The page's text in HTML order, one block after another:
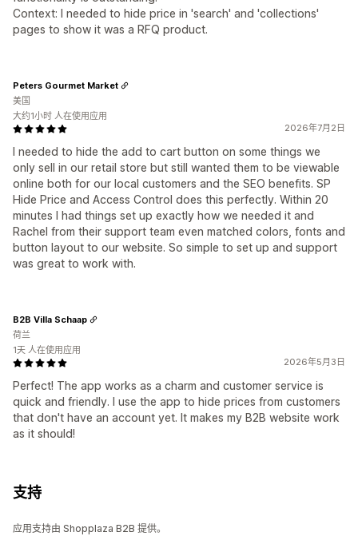
Context: I needed to hide price in 'search' and 'collections'
pages to show it was a RFQ product.
2026年7月2日
I needed to hide the add to cart button on some things we
only sell in our retail store but still wanted them to be viewable
online both for our local customers and the SEO benefits. SP
Hide Price and Access Control does this perfectly. Within 20
minutes I had things set up exactly how we needed it and
Rachel from their support team even matched colors, fonts and
button layout to our website. So simple to set up and support
was great to work with.
Peters Gourmet Market
美国
大约1小时 人在使用应用
2026年5月3日
Perfect! The app works as a charm and customer service is
quick and friendly. I use the app to hide prices from customers
that don't have an account yet. It makes my B2B website work
as it should!
B2B Villa Schaap
荷兰
1天 人在使用应用
支持
应用支持由 Shopplaza B2B 提供。